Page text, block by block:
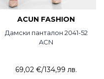
ACUN FASHION
Дамски панталон 2041-52
ACN
69,02 €/134,99 лв.